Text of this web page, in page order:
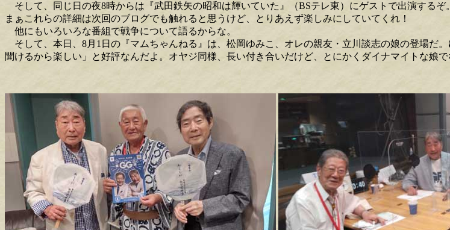
そして、同じ日の夜8時からは『武田鉄矢の昭和は輝いていた』（BSテレ東）にゲストで出演する
まぁこれらの詳細は次回のブログでも触れると思うけど、とりあえず楽しみにしていてくれ！
他にもいろいろな番組で戦争について語るからな。
そして、本日、8月1日の『マムちゃんねる』は、松岡ゆみこ、オレの親友・立川談志の娘の登場だ
聞けるから楽しい」と好評なんだよ。オヤジ同様、長い付き合いだけど、とにかくダイナマイトな娘